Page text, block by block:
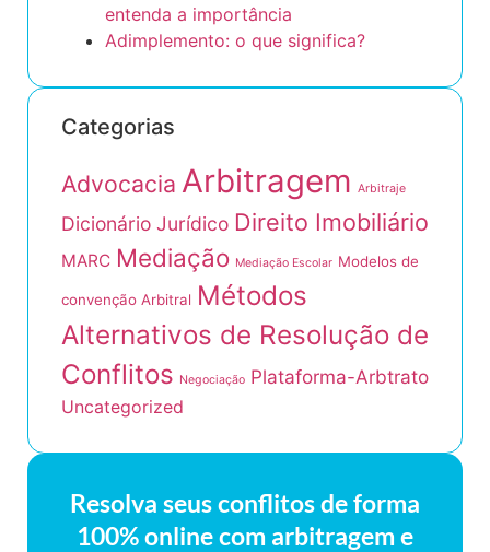
entenda a importância
Adimplemento: o que significa?
Categorias
Advocacia Arbitragem Arbitraje
Dicionário Jurídico Direito Imobiliário
MARC Mediação Mediação Escolar Modelos de
convenção Arbitral Métodos
Alternativos de Resolução de
Conflitos Negociação Plataforma-Arbtrato
Uncategorized
Resolva seus conflitos de forma
100% online com arbitragem e